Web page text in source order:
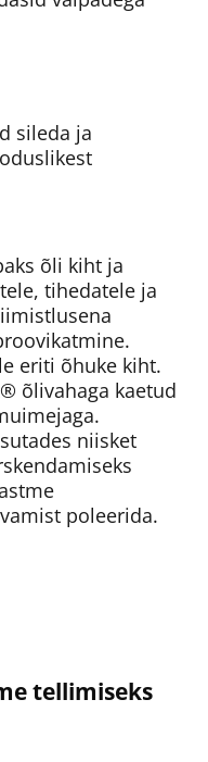
sileda ja
õli kiht ja
tihedatele ja
eriti õhuke kiht.
õlivahaga kaetud
niisket
poleerida.
tellimiseks